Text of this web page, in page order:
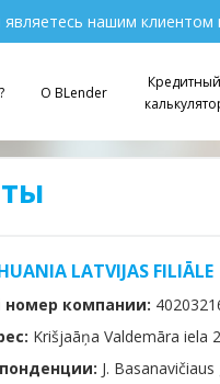
нашим
О BLender
Кредитный
LATVIJAS FILIĀLE
номер компании:
Krišjaāņa Valdemāra
J.